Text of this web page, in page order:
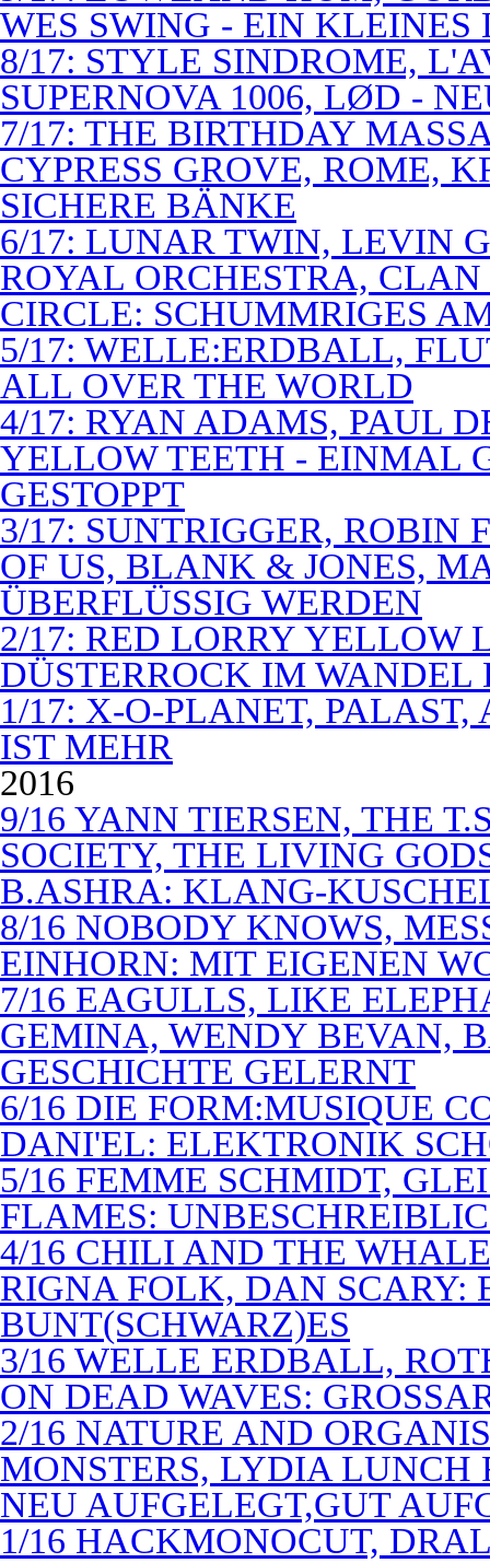
WES SWING - EIN KLEINES
8/17: STYLE SINDROME,
SUPERNOVA 1006, LØD -
7/17: THE BIRTHDAY
CYPRESS GROVE, ROME,
SICHERE BÄNKE
6/17: LUNAR TWIN, LEVIN
ROYAL ORCHESTRA,
CIRCLE: SCHUMMRIGES
5/17: WELLE:ERDBALL,
ALL OVER THE WORLD
4/17: RYAN ADAMS, PAUL
YELLOW TEETH - EINMAL
GESTOPPT
3/17: SUNTRIGGER, ROBIN
OF US, BLANK & JONES,
ÜBERFLÜSSIG WERDEN
2/17: RED LORRY YELLOW
DÜSTERROCK IM WANDEL
1/17: X-O-PLANET,
IST MEHR
2016
9/16 YANN TIERSEN, THE
SOCIETY, THE LIVING
B.ASHRA: KLANG-
8/16 NOBODY KNOWS,
EINHORN: MIT EIGENEN
7/16 EAGULLS, LIKE
GEMINA, WENDY BEVAN,
GESCHICHTE GELERNT
6/16 DIE FORM:MUSIQUE
DANI'EL: ELEKTRONIK
5/16 FEMME SCHMIDT,
FLAMES:
4/16 CHILI AND THE
RIGNA FOLK, DAN SCARY:
BUNT(SCHWARZ)ES
3/16 WELLE ERDBALL,
ON DEAD WAVES:
2/16 NATURE AND
MONSTERS, LYDIA LUNCH
NEU AUFGELEGT,GUT
1/16 HACKMONOCUT,